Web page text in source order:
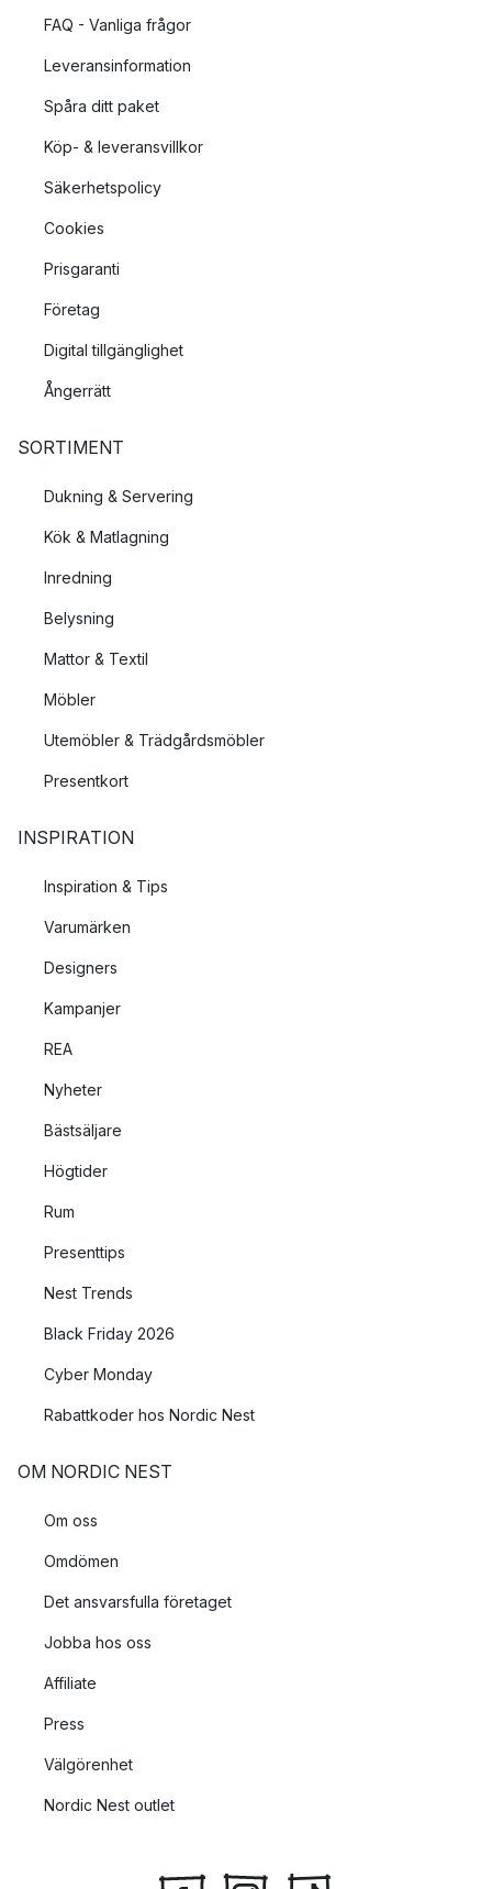
FAQ - Vanliga frågor
Leveransinformation
Spåra ditt paket
Köp- & leveransvillkor
Säkerhetspolicy
Cookies
Prisgaranti
Företag
Digital tillgänglighet
Ångerrätt
SORTIMENT
Dukning & Servering
Kök & Matlagning
Inredning
Belysning
Mattor & Textil
Möbler
Utemöbler & Trädgårdsmöbler
Presentkort
INSPIRATION
Inspiration & Tips
Varumärken
Designers
Kampanjer
REA
Nyheter
Bästsäljare
Högtider
Rum
Presenttips
Nest Trends
Black Friday 2026
Cyber Monday
Rabattkoder hos Nordic Nest
OM NORDIC NEST
Om oss
Omdömen
Det ansvarsfulla företaget
Jobba hos oss
Affiliate
Press
Välgörenhet
Nordic Nest outlet